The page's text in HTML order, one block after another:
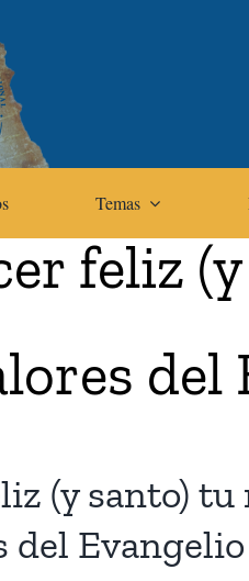
Temas
feliz
del
(y santo)
del